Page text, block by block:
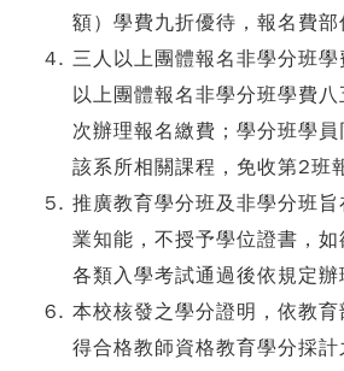
額）學費九折優待，報名費部
三人以上團體報名非學分班
以上團體報名非學分班學費
次辦理報名繳費；學分班學
該系所相關課程，免收第2班
推廣教育學分班及非學分班
業知能，不授予學位證書，
各類入學考試通過後依規定辦
本校核發之學分證明，依教
得合格教師資格教育學分採計